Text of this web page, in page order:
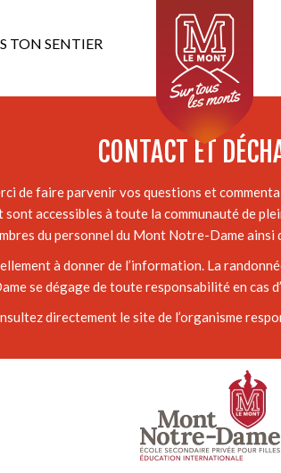
TON SENTIER
c’est une magnifique montagne qui
CONTACT ET
de faire parvenir vos questions et
accessibles à toute la communauté de
du personnel du Mont Notre-Dame ainsi
à donner de l’information. La
se dégage de toute responsabilité en cas
directement le site de l’organisme